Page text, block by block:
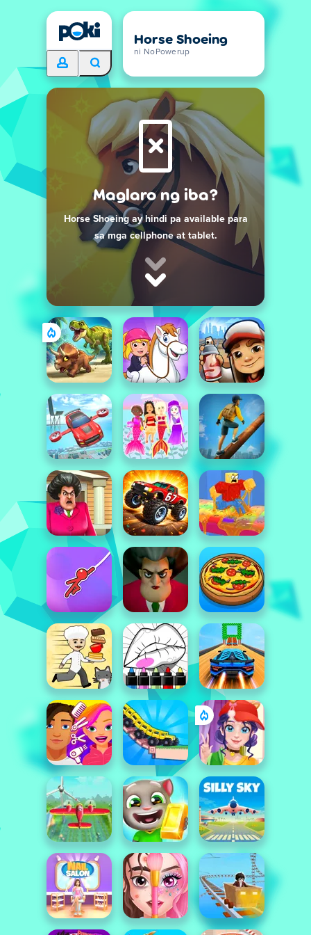
Horse Shoeing
ni NoPowerup
Maglaro ng iba?
Horse Shoeing ay hindi pa available para
sa mga cellphone at tablet.